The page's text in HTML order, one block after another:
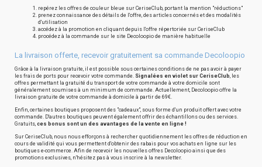
repérez les offres de couleur bleue sur CeriseClub, portant la mention "réductions"
prenez connaissance des détails de l'offre, des articles concernés et des modalités
d'utilisation
accédez à la promotion en cliquant depuis l'offre répertoriée sur CeriseClub
procédez à la commande sur le site Decoloopio de manière habituelle
La livraison offerte, recevoir gratuitement sa commande Decoloopio
Grâce à la livraison gratuite, il est possible sous certaines conditions de ne pas avoir à payer
les frais de ports pour recevoir votre commande. Signalées en violet sur CeriseClub, les
offres permettant la gratuité du transport de votre commande à votre domicile sont
généralement soumises à un minimum de commande. Actuellement, Decoloopio offre la
livraison gratuite de votre commande à domicile à partir de 69€.
Enfin, certaines boutiques proposent des "cadeaux", sous forme d'un produit offert avec votre
commande. D'autres boutiques peuvent également offrir des échantillons ou des services.
Gratuits, ces bonus sont un des avantages de la vente en ligne !
Sur CeriseClub, nous nous efforçons à rechercher quotidiennement les offres de réduction en
cours de validité qui vous permettent d'obtenir des rabais pour vos achats en ligne sur les
boutiques e-commerce. Afin de recevoir les nouvelles offres Decoloopio ainsi que des
promotions exclusives, n'hésitez pas à vous inscrire à la newsletter.